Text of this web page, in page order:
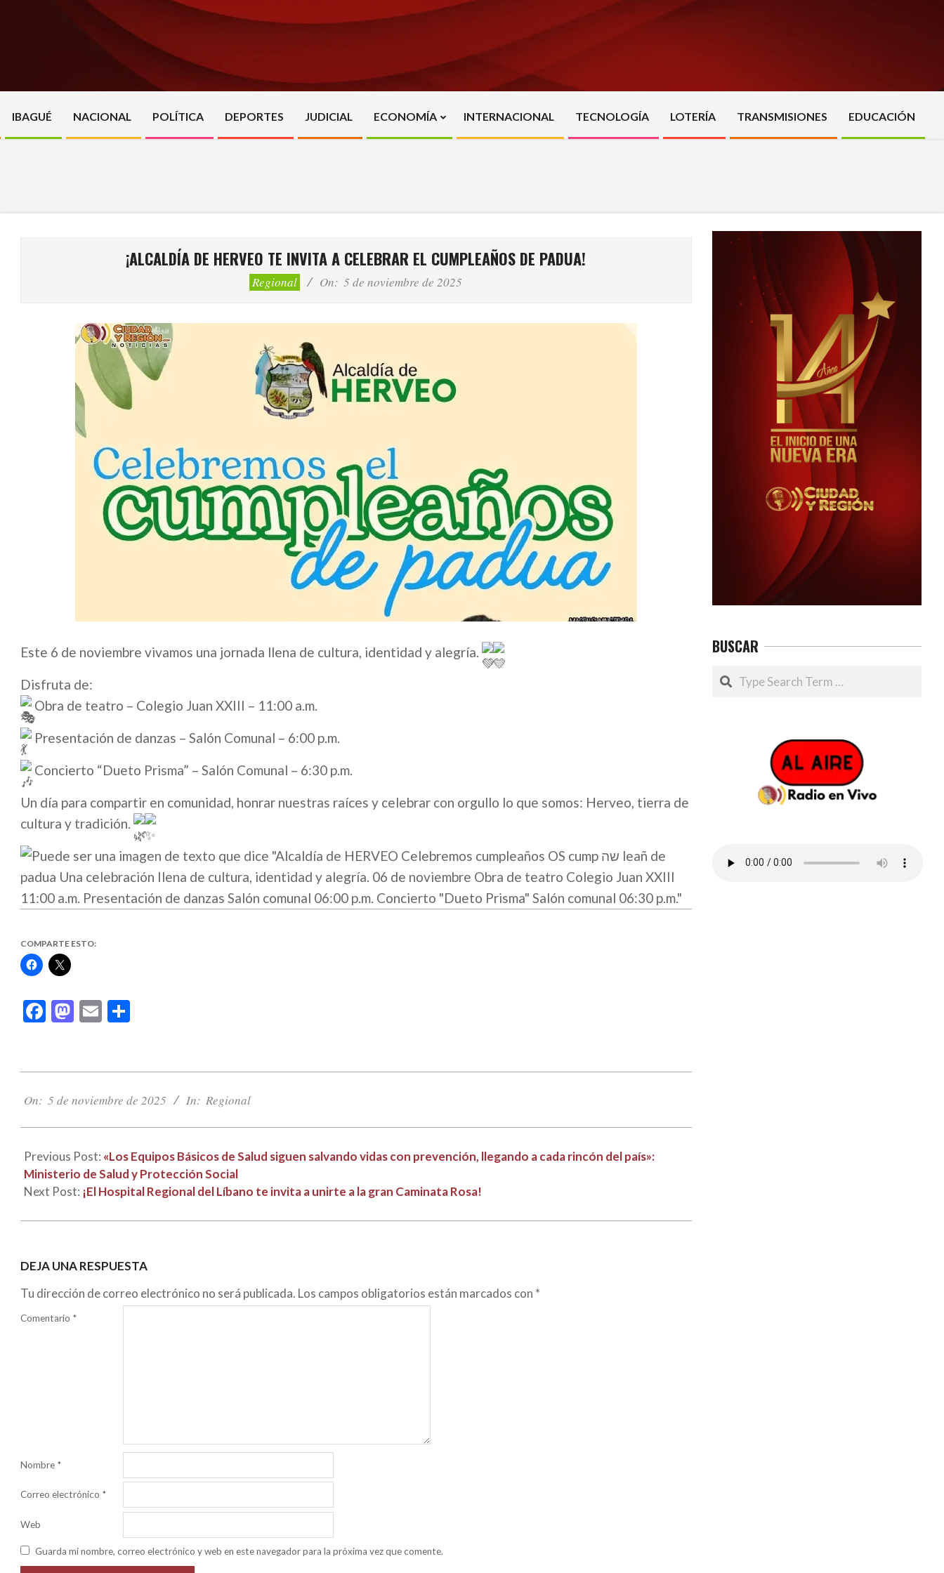
Primary
Navigation
IBAGUÉ NACIONAL POLÍTICA DEPORTES JUDICIAL ECONOMÍA INTERNACIONAL TECNOLOGÍA LOTERÍA TRANSMISIONES EDUCACIÓN
¡ALCALDÍA DE HERVEO TE INVITA A CELEBRAR EL CUMPLEAÑOS DE PADUA!
Regional On: 5 de noviembre de 2025
Este 6 de noviembre vivamos una jornada llena de cultura, identidad y alegría.
Disfruta de:
Obra de teatro – Colegio Juan XXIII – 11:00 a.m.
Presentación de danzas – Salón Comunal – 6:00 p.m.
Concierto “Dueto Prisma” – Salón Comunal – 6:30 p.m.
Un día para compartir en comunidad, honrar nuestras raíces y celebrar con orgullo lo que somos: Herveo, tierra de
cultura y tradición.
COMPARTE ESTO:
Haz
clic
en
Facebook
(Se
Haz
clic
en
X
(Se
Facebook
Mastodon
Email
11-
On: 5 de noviembre de 2025 In: Regional
Previous Post: «Los Equipos Básicos de Salud siguen salvando vidas con prevención, llegando a cada rincón del país»:
Ministerio de Salud y Protección Social
Next Post: ¡El Hospital Regional del Líbano te invita a unirte a la gran Caminata Rosa!
DEJA UNA RESPUESTA
Tu dirección de correo electrónico no será publicada. Los campos obligatorios están marcados con *
Comentario *
Nombre *
Correo electrónico *
Web
Guarda mi nombre, correo electrónico y web en este navegador para la próxima vez que comente.
BUSCAR
Search